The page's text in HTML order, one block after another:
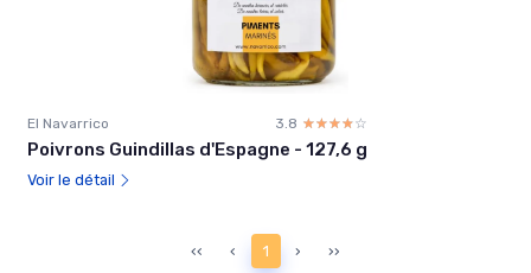
El Navarrico 3.8 ☆☆☆☆☆
★★★★★
Poivrons Guindillas d'Espagne - 127,6 g
Voir le détail
‹‹ ‹ 1 › ››